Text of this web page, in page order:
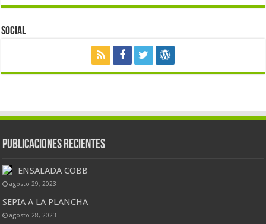
Social
Publicaciones Recientes
ENSALADA COBB
agosto 29, 2023
SEPIA A LA PLANCHA
agosto 28, 2023